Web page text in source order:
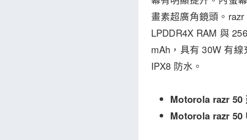
畫素超廣角鏡頭。
LPDDR4X RAM 與
mAh，具有 30W 有
IPX8 防水。
Motorola razr 50
Motorola razr 50